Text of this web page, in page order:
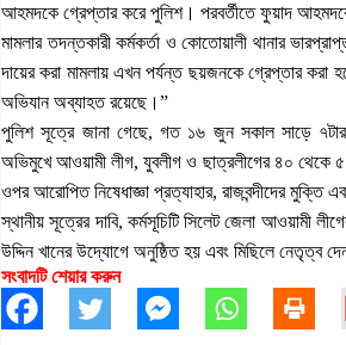
আহমদকে গ্রেপ্তার করে পুলিশ। পরবর্তীতে ফুয়াদ
মামলার তদন্তকারী কর্মকর্তা ও কোতোয়ালী থানার
দায়ের করা মামলায় এখন পর্যন্ত ছয়জনকে গ্রেপ্তার
অভিযান অব্যাহত রয়েছে।”
পুলিশ সূত্রে জানা গেছে, গত ১৬ জুন সকাল সাড়ে ৭টার
অভিমুখে আওয়ামী লীগ, যুবলীগ ও ছাত্রলীগের ৪০ থেকে
ওপর আরোপিত নিষেধাজ্ঞা প্রত্যাহার, রাজবন্দীদের মুক্তি
স্থানীয় সূত্রের দাবি, কর্মসূচিটি সিলেট জেলা আওয়ামী
উদ্দিন খানের উদ্যোগে অনুষ্ঠিত হয় এবং মিছিলে নেতৃত্ব
সংবাদটি শেয়ার করুন